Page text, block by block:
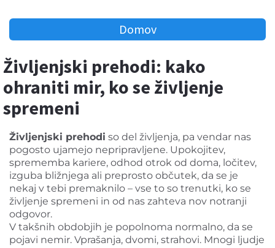
Domov
Življenjski prehodi: kako
ohraniti mir, ko se življenje
spremeni
Življenjski prehodi so del življenja, pa vendar nas
pogosto ujamejo nepripravljene. Upokojitev,
sprememba kariere, odhod otrok od doma, ločitev,
izguba bližnjega ali preprosto občutek, da se je
nekaj v tebi premaknilo – vse to so trenutki, ko se
življenje spremeni in od nas zahteva nov notranji
odgovor.
V takšnih obdobjih je popolnoma normalno, da se
pojavi nemir. Vprašanja, dvomi, strahovi. Mnogi ljudje